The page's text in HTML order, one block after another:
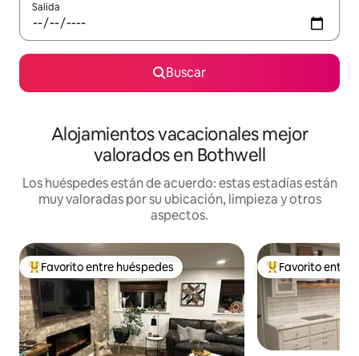
Salida
Buscar
Alojamientos vacacionales mejor
valorados en Bothwell
Los huéspedes están de acuerdo: estas estadías están
muy valoradas por su ubicación, limpieza y otros
aspectos.
Favorito entre huéspedes preferido
Favorito entre huéspedes Favorito entre
Favorito entre